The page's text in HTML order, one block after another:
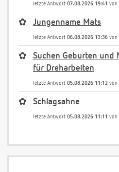
letzte Antwort 07.08.2026 19:41 von
✿ Jungenname Mats
letzte Antwort 06.08.2026 13:36 von
✿
Suchen Geburten und
für Dreharbeiten
letzte Antwort 05.08.2026 11:12 von
✿ Schlagsahne
letzte Antwort 05.08.2026 11:11 von